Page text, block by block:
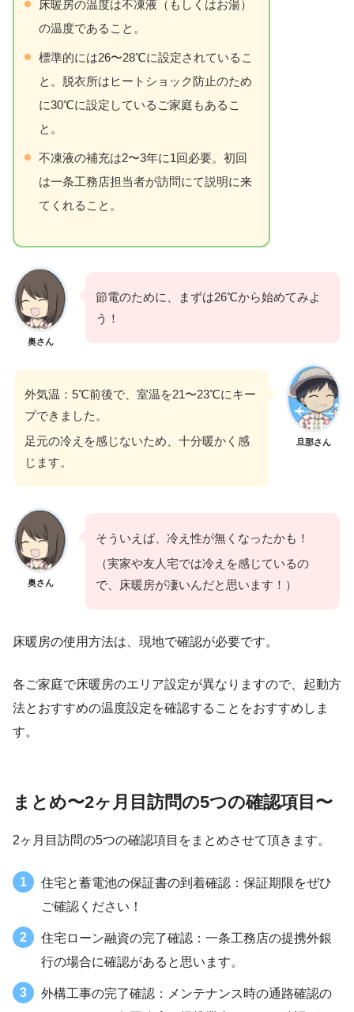
床暖房の温度は不凍液（もしくはお湯）
の温度であること。
標準的には26〜28℃に設定されているこ
と。脱衣所はヒートショック防止のため
に30℃に設定しているご家庭もあるこ
と。
不凍液の補充は2〜3年に1回必要。初回
は一条工務店担当者が訪問にて説明に来
てくれること。
奥さん
節電のために、まずは26℃から始めてみよ
う！
旦那さん
外気温：5℃前後で、室温を21〜23℃にキー
プできました。
足元の冷えを感じないため、十分暖かく感
じます。
奥さん
そういえば、冷え性が無くなったかも！
（実家や友人宅では冷えを感じているの
で、床暖房が凄いんだと思います！）
床暖房の使用方法は、現地で確認が必要です。
各ご家庭で床暖房のエリア設定が異なりますので、起動方
法とおすすめの温度設定を確認することをおすすめしま
す。
まとめ〜2ヶ月目訪問の5つの確認項目〜
2ヶ月目訪問の5つの確認項目をまとめさせて頂きます。
住宅と蓄電池の保証書の到着確認：保証期限をぜひ
ご確認ください！
住宅ローン融資の完了確認：一条工務店の提携外銀
行の場合に確認があると思います。
外構工事の完了確認：メンテナンス時の通路確認の